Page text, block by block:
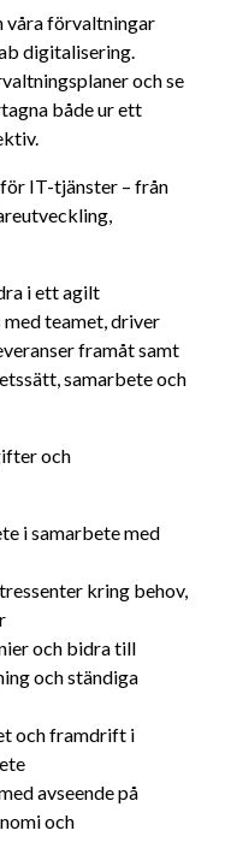
våra förvaltningar
digitalisering.
och se
både ur ett
IT-tjänster – från
i ett agilt
teamet, driver
framåt samt
samarbete och
och
i samarbete med
kring behov,
och bidra till
och ständiga
och framdrift i
avseende på
och